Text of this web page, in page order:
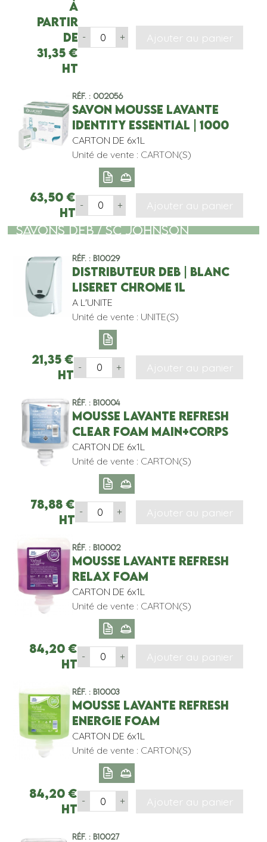
À
partir
de
31,35 €
HT
- + Ajouter au panier
Réf. : 002056
SAVON MOUSSE LAVANTE
IDENTITY ESSENTIAL | 1000
CARTON DE 6x1L
Unité de vente : CARTON(S)
63,50 €
HT
- + Ajouter au panier
SAVONS DEB / SC JOHNSON
Réf. : B10029
DISTRIBUTEUR DEB | BLANC
LISERET CHROME 1L
A L'UNITE
Unité de vente : UNITE(S)
21,35€
HT
- + Ajouter au panier
Réf. : B10004
MOUSSE LAVANTE REFRESH
CLEAR FOAM MAIN+CORPS
CARTON DE 6x1L
Unité de vente : CARTON(S)
78,88 €
HT
- + Ajouter au panier
Réf. : B10002
MOUSSE LAVANTE REFRESH
RELAX FOAM
CARTON DE 6x1L
Unité de vente : CARTON(S)
84,20€
HT
- + Ajouter au panier
Réf. : B10003
MOUSSE LAVANTE REFRESH
ENERGIE FOAM
CARTON DE 6x1L
Unité de vente : CARTON(S)
84,20€
HT
- + Ajouter au panier
Réf. : B10027